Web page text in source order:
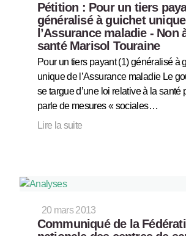
Pétition : Pour un tiers
généralisé à guichet
l’Assurance maladie - Non
santé Marisol Touraine
Pour un tiers payant (1) généralisé à
unique de l’Assurance maladie Le
se targue d’une loi relative à la santé
parle de mesures « sociales…
Lire la suite
20 mars 2013
Communiqué de la